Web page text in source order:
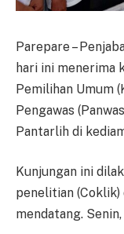
Parepare –
hari ini menerima
Pemilihan Umum
Pengawas
Pantarlih di
Kunjungan ini
penelitian
mendatang.